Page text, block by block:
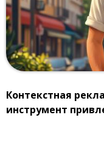
Контекстная
инструмент